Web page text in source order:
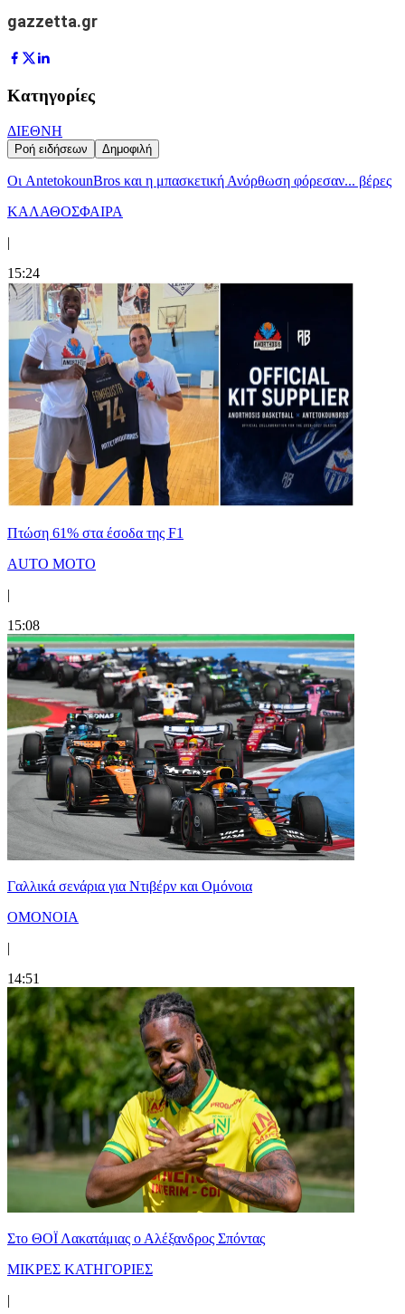
gazzetta.gr
Κατηγορίες
ΔΙΕΘΝΗ
Ροή ειδήσεων Δημοφιλή
Oι AntetokounBros και η μπασκετική Ανόρθωση φόρεσαν... βέρες
ΚΑΛΑΘΟΣΦΑΙΡΑ
|
15:24
Πτώση 61% στα έσοδα της F1
AUTO MOTO
|
15:08
Γαλλικά σενάρια για Ντιβέρν και Ομόνοια
ΟΜΟΝΟΙΑ
|
14:51
Στο ΘΟΪ Λακατάμιας ο Αλέξανδρος Σπόντας
ΜΙΚΡΕΣ ΚΑΤΗΓΟΡΙΕΣ
|